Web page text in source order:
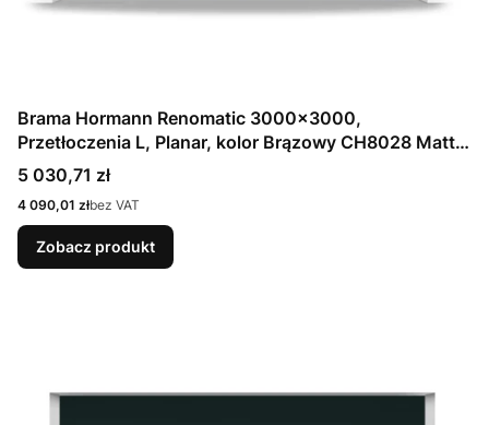
Brama Hormann Renomatic 3000x3000,
Przetłoczenia L, Planar, kolor Brązowy CH8028 Matt
deluxe + Prowadzenie N
Cena
5 030,71 zł
Cena
4 090,01 złbez VAT
Zobacz produkt